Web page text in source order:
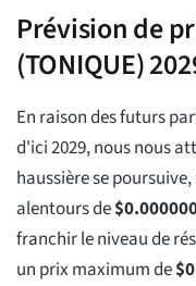
Prévision de
(TONIQUE)
En raison des futurs
d'ici 2029, nous nous
haussière se
alentours de$
franchir le niveau de
un prix maximum de$